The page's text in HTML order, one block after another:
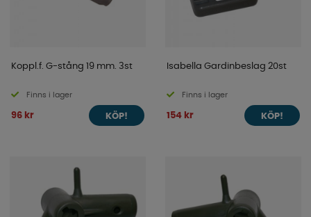
Koppl.f. G-stång 19 mm. 3st
Finns i lager
96 kr KÖP!
Isabella Gardinbeslag 20st
Finns i lager
154 kr KÖP!